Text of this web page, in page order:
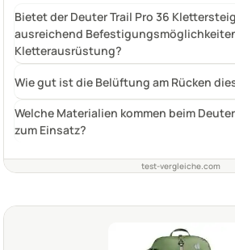
Bietet der Deuter Trail Pro 36
ausreichend
Kletterausrüstung?
Wie gut ist die Belüftung am Rücken
Welche Materialien kommen beim
zum Einsatz?
test-vergleiche.com